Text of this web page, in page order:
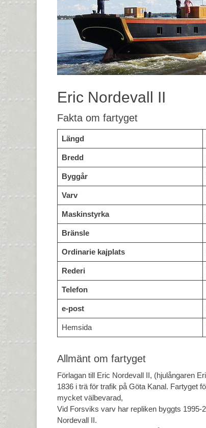
Eric Nordevall II
Fakta om fartyget
Längd
Bredd
Byggår
Varv
Maskinstyrka
Bränsle
Ordinarie kajplats
Rederi
Telefon
e-post
Hemsida
Allmänt om fartyget
Förlagan till Eric Nordevall II, (hjulångaren
1836 i trä för trafik på Göta Kanal. Fartyget
mycket välbevarad,
Vid Forsviks varv har repliken byggts 1995-
Nordevall II.